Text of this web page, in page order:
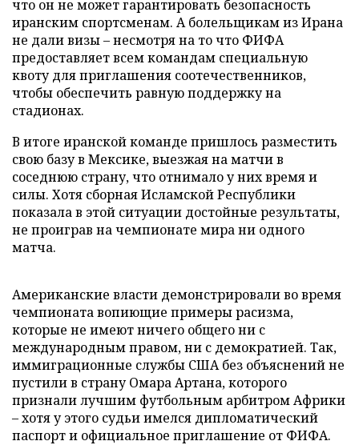
что он не может гарантировать безопасность
иранским спортсменам. А болельщикам из Ирана
не дали визы – несмотря на то что ФИФА
предоставляет всем командам специальную
квоту для приглашения соотечественников,
чтобы обеспечить равную поддержку на
стадионах.
В итоге иранской команде пришлось разместить
свою базу в Мексике, выезжая на матчи в
соседнюю страну, что отнимало у них время и
силы. Хотя сборная Исламской Республики
показала в этой ситуации достойные результаты,
не проиграв на чемпионате мира ни одного
матча.
Американские власти демонстрировали во время
чемпионата вопиющие примеры расизма,
которые не имеют ничего общего ни с
международным правом, ни с демократией. Так,
иммиграционные службы США без объяснений не
пустили в страну Омара Артана, которого
признали лучшим футбольным арбитром Африки
– хотя у этого судьи имелся дипломатический
паспорт и официальное приглашение от ФИФА.